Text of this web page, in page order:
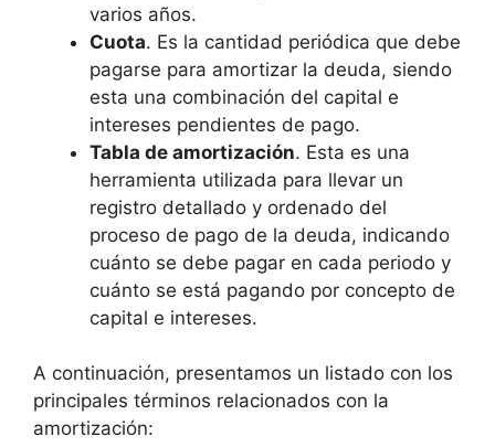
varios años.
Cuota. Es la cantidad periódica que debe
pagarse para amortizar la deuda, siendo
esta una combinación del capital e
intereses pendientes de pago.
Tabla de amortización. Esta es una
herramienta utilizada para llevar un
registro detallado y ordenado del
proceso de pago de la deuda, indicando
cuánto se debe pagar en cada periodo y
cuánto se está pagando por concepto de
capital e intereses.
A continuación, presentamos un listado con los
principales términos relacionados con la
amortización: